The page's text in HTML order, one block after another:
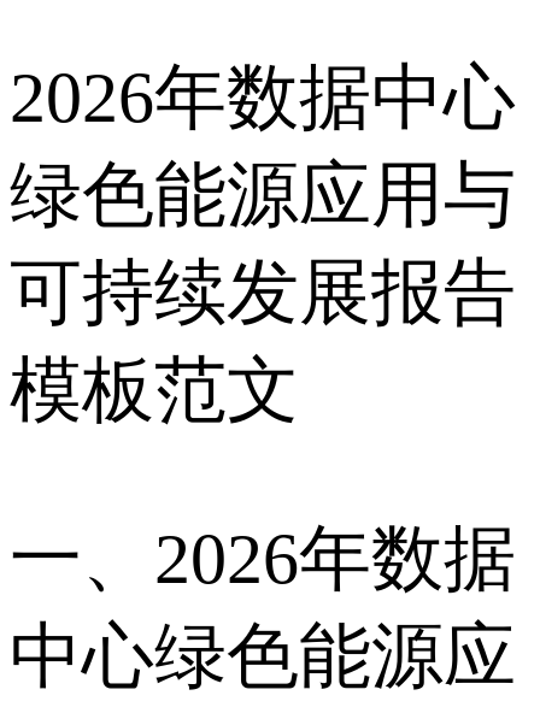
2026年数据中心
绿色能源应用与
可持续发展报告
模板范文
一、2026年数据
中心绿色能源应